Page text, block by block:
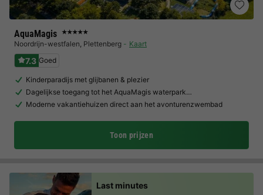
AquaMagis ★★★★★
Noordrijn-westfalen, Plettenberg Kaart
7.3 Goed
Kinderparadijs met glijbanen & plezier
Dagelijkse toegang tot het AquaMagis waterpark…
Moderne vakantiehuizen direct aan het avonturenzwembad
Toon prijzen
Last minutes